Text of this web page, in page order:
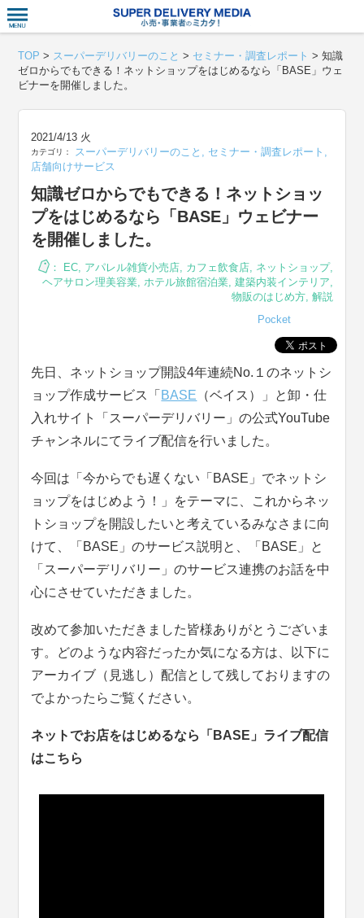
TOP > スーパーデリバリーのこと > セミナー・調査レポート >知識
ゼロからでもできる！ネットショップをはじめるなら「BASE」ウェ
ビナーを開催しました。
2021/4/13 火
カテゴリ： スーパーデリバリーのこと , セミナー・調査レポート ,
店舗向けサービス
知識ゼロからでもできる！ネットショッ
プをはじめるなら「BASE」ウェビナー
を開催しました。
： EC, アパレル雑貨小売店, カフェ飲食店, ネットショップ,
ヘアサロン理美容業, ホテル旅館宿泊業, 建築内装インテリア,
物販のはじめ方, 解説
Pocket
先日、ネットショップ開設4年連続No.１のネットシ
ョップ作成サービス「 BASE （ベイス）」と卸・仕
入れサイト「スーパーデリバリー」の公式YouTube
チャンネルにてライブ配信を行いました。
今回は「今からでも遅くない「BASE」でネットシ
ョップをはじめよう！」をテーマに、これからネッ
トショップを開設したいと考えているみなさまに向
けて、「BASE」のサービス説明と、「BASE」と
「スーパーデリバリー」のサービス連携のお話を中
心にさせていただきました。
改めて参加いただきました皆様ありがとうございま
す。どのような内容だったか気になる方は、以下に
アーカイブ（見逃し）配信として残しておりますの
でよかったらご覧ください。
ネットでお店をはじめるなら「BASE」ライブ配信
はこちら